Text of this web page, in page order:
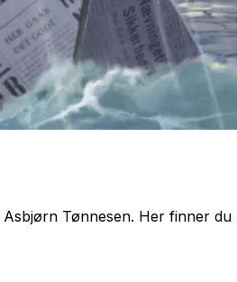
Tønnesen. Her finner